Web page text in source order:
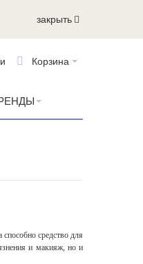
закрыть
Корзина
средство для
и макияж, но и